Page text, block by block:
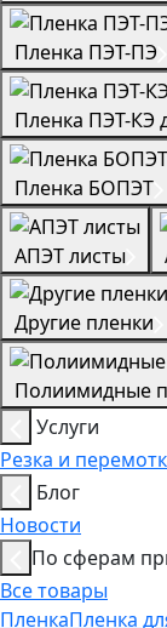
Пленка ПЭТ-ПЭ
Пленка ПЭТ-КЭ
Пленка БОПЭТ
АПЭТ листы
Другие пленки
Полиимидные
Услуги
Резка и
Блог
Новости
По сферам
Все товары
ПленкаПленка